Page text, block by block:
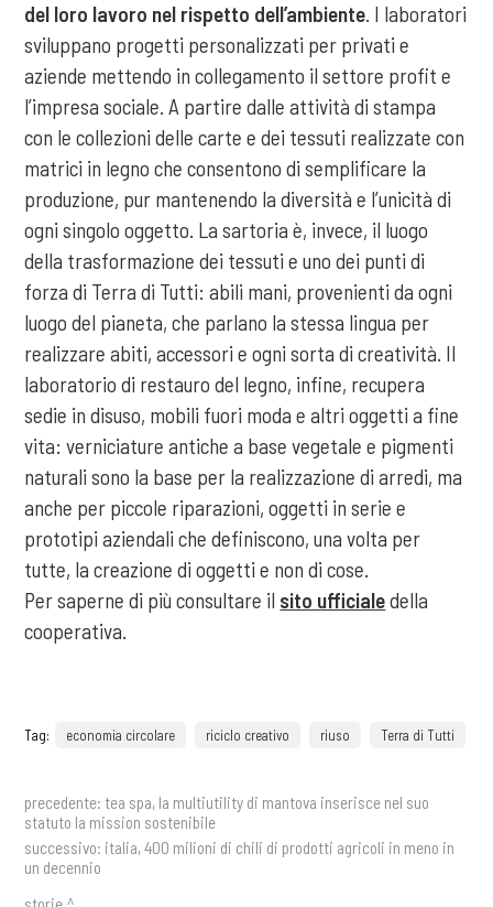
del loro lavoro nel rispetto dell’ambiente. I laboratori
sviluppano progetti personalizzati per privati e
aziende mettendo in collegamento il settore profit e
l’impresa sociale. A partire dalle attività di stampa
con le collezioni delle carte e dei tessuti realizzate con
matrici in legno che consentono di semplificare la
produzione, pur mantenendo la diversità e l’unicità di
ogni singolo oggetto. La sartoria è, invece, il luogo
della trasformazione dei tessuti e uno dei punti di
forza di Terra di Tutti: abili mani, provenienti da ogni
luogo del pianeta, che parlano la stessa lingua per
realizzare abiti, accessori e ogni sorta di creatività. Il
laboratorio di restauro del legno, infine, recupera
sedie in disuso, mobili fuori moda e altri oggetti a fine
vita: verniciature antiche a base vegetale e pigmenti
naturali sono la base per la realizzazione di arredi, ma
anche per piccole riparazioni, oggetti in serie e
prototipi aziendali che definiscono, una volta per
tutte, la creazione di oggetti e non di cose.
Per saperne di più consultare il sito ufficialedella
cooperativa.
Tag: economia circolare riciclo creativo riuso Terra di Tutti
precedente: tea spa, la multiutility di mantova inserisce nel suo
statuto la mission sostenibile
successivo: italia, 400 milioni di chili di prodotti agricoli in meno in
un decennio